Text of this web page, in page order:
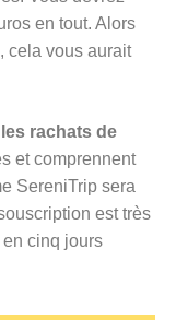
en tout. Alors
cela vous aurait
rachats de
et comprennent
SereniTrip sera
est très
cinq jours